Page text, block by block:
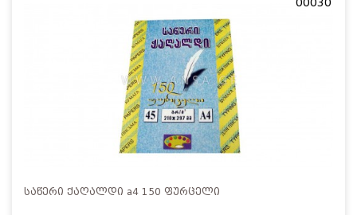
00030
საწერი ქაღალდი a4 150 ფურცელი